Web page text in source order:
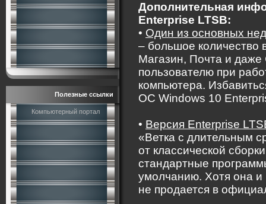
Полезные ссылки
Компьютерный портал
Дополнительная
Enterprise LTSB:
• Один из основных
– большое количество
Магазин, Почта и
пользователю при
компьютера.
ОС Windows 10
• Версия Enterprise
«Ветка с длительным
от классической
стандартные
умолчанию. Хотя она и
не продается в